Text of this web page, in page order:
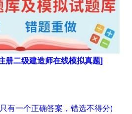
册二级建造师在线模拟真题]
有一个正确答案，错选不得分)